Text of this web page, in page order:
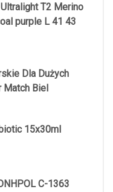
T2 Merino
purple L 41 43
Dla Dużych
Biel
15x30ml
C-1363